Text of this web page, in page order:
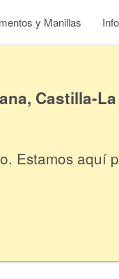
y Manillas
Castilla-
Estamos aquí